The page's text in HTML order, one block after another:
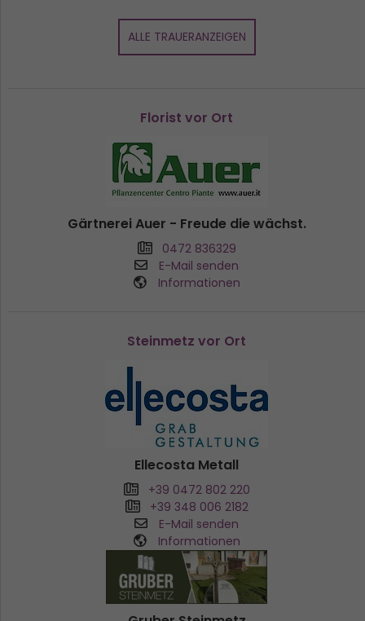
ALLE TRAUERANZEIGEN
Florist vor Ort
Gärtnerei Auer - Freude die wächst.
0472 836329
E-Mail senden
Informationen
Steinmetz vor Ort
Ellecosta Metall
+39 0472 802 220
+39 348 006 2182
E-Mail senden
Informationen